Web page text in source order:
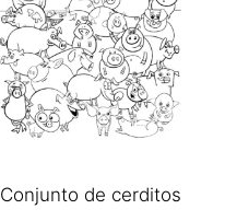
Conjunto de cerditos